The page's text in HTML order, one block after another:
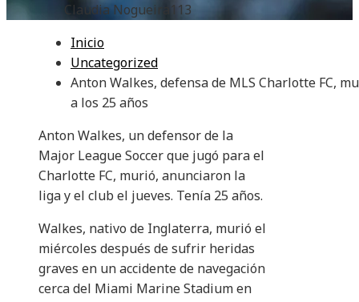
Claudia Nogueira
113
Inicio
Uncategorized
Anton Walkes, defensa de MLS Charlotte FC,
a los 25 años
Anton Walkes, un defensor de la
Major League Soccer que jugó para el
Charlotte FC, murió, anunciaron la
liga y el club el jueves. Tenía 25 años.
Walkes, nativo de Inglaterra, murió el
miércoles después de sufrir heridas
graves en un accidente de navegación
cerca del Miami Marine Stadium en